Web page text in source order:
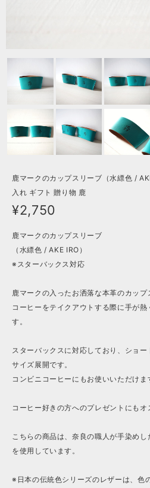
鹿マークのカップスリーブ（水縹色 /
入れ ギフト 贈り物 鹿
¥2,750
鹿マークのカップスリーブ
（水縹色 / AKE IRO）
※スターバックス対応
鹿マークの入ったお洒落な本革のカップ
コーヒーをテイクアウトする際に手が
す。
スターバックスに対応しており、ショ
サイズ展開です。
コンビニコーヒーにもお使いいただけま
コーヒー好きの方へのプレゼントにもオ
こちらの商品は、奈良の職人が手染めし
を使用しています。
※日本の伝統色シリーズのレザーは、色